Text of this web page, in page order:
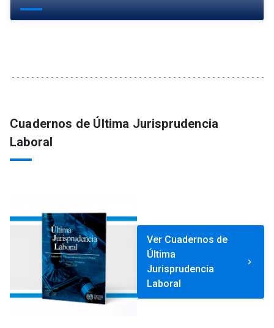
Cuadernos de Última Jurisprudencia
Laboral
Ver Cuadernos de
Última
Jurisprudencia
Laboral
keyboard_arrow_right